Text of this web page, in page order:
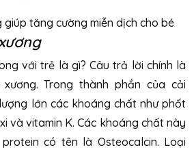
giúp tăng cường miễn dịch cho bé
với trẻ là gì? Câu trả lời chính là
Trong thành phần của cải
lớn các khoáng chất như phốt
và vitamin K. Các khoáng chất này
có tên là Osteocalcin. Loại